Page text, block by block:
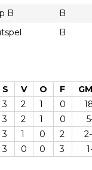
B B
B
S V O F
3 2 1 0
3 2 1 0
3 1 0 2
3 0 0 3